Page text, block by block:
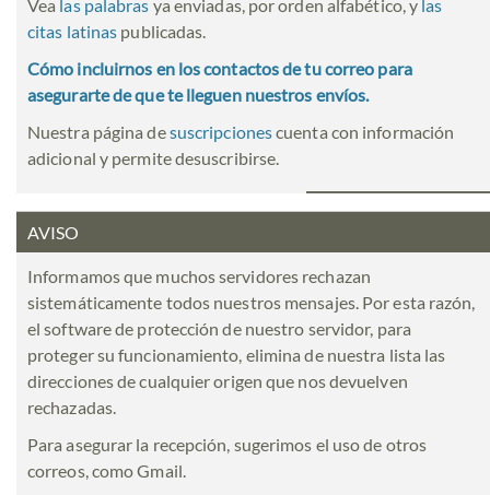
Vea las palabras ya enviadas, por orden alfabético, y las
citas latinas publicadas.
Cómo incluirnos en los contactos de tu correo para
asegurarte de que te lleguen nuestros envíos.
Nuestra página desuscripcionescuenta con información
adicional y permite desuscribirse.
AVISO
Informamos que muchos servidores rechazan
sistemáticamente todos nuestros mensajes. Por esta razón,
el software de protección de nuestro servidor, para
proteger su funcionamiento, elimina de nuestra lista las
direcciones de cualquier origen que nos devuelven
rechazadas.
Para asegurar la recepción, sugerimos el uso de otros
correos, como Gmail.